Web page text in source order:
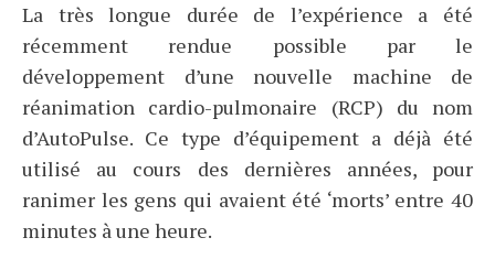
La très longue durée de l’expérience a été
récemment rendue possible par le
développement d’une nouvelle machine de
réanimation cardio-pulmonaire (RCP) du nom
d’AutoPulse. Ce type d’équipement a déjà été
utilisé au cours des dernières années, pour
ranimer les gens qui avaient été ‘morts’ entre 40
minutes à une heure.